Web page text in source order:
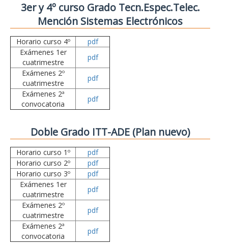
3er y 4º curso Grado Tecn.Espec.Telec.
Mención Sistemas Electrónicos
Horario curso 4º
pdf
Exámenes 1er
cuatrimestre
pdf
Exámenes 2º
cuatrimestre
pdf
Exámenes 2ª
convocatoria
pdf
Doble Grado ITT-ADE (Plan nuevo)
Horario curso 1º
pdf
Horario curso 2º
pdf
Horario curso 3º
pdf
Exámenes 1er
cuatrimestre
pdf
Exámenes 2º
cuatrimestre
pdf
Exámenes 2ª
convocatoria
pdf